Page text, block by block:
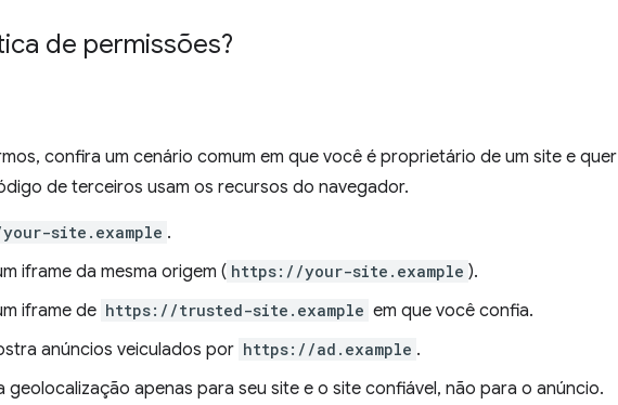
de permissões?
confira um cenário comum em que você é proprietário de um site e quer
de terceiros usam os recursos do navegador.
site.example .
iframe da mesma origem ( https://your-site.example ).
iframe de https://trusted-site.example em que você confia.
anúncios veiculados por https://ad.example .
geolocalização apenas para seu site e o site confiável, não para o anúncio.